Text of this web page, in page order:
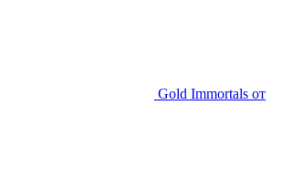
Gold Immortals от